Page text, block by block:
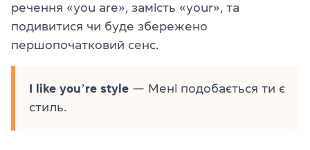
речення «you are», замість «your», та
подивитися чи буде збережено
першопочатковий сенс.
I like youʼre style — Мені подобається ти є
стиль.